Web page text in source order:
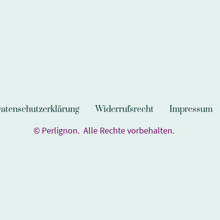
Widerrufsrecht Impressum
© Perlignon. Alle Rechte vorbehalten.